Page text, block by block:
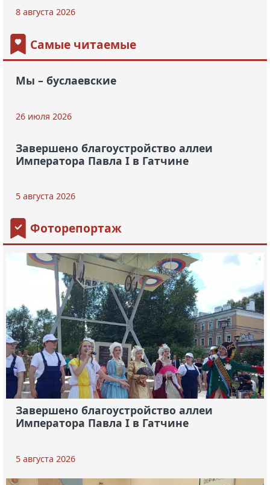
8 августа 2026
Самые читаемые
Мы – буслаевские
26 июля 2026
Завершено благоустройство аллеи
Императора Павла I в Гатчине
5 августа 2026
Фоторепортаж
Завершено благоустройство аллеи
Императора Павла I в Гатчине
5 августа 2026